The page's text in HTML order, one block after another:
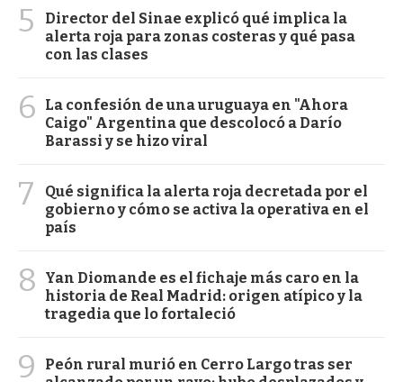
5
Director del Sinae explicó qué implica la
alerta roja para zonas costeras y qué pasa
con las clases
6
La confesión de una uruguaya en "Ahora
Caigo" Argentina que descolocó a Darío
Barassi y se hizo viral
7
Qué significa la alerta roja decretada por el
gobierno y cómo se activa la operativa en el
país
8
Yan Diomande es el fichaje más caro en la
historia de Real Madrid: origen atípico y la
tragedia que lo fortaleció
9
Peón rural murió en Cerro Largo tras ser